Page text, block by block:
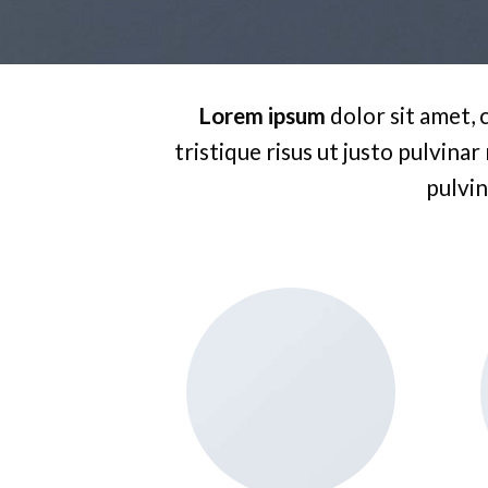
Lorem ipsum dolor sit amet,
tristique risus ut justo pulvinar